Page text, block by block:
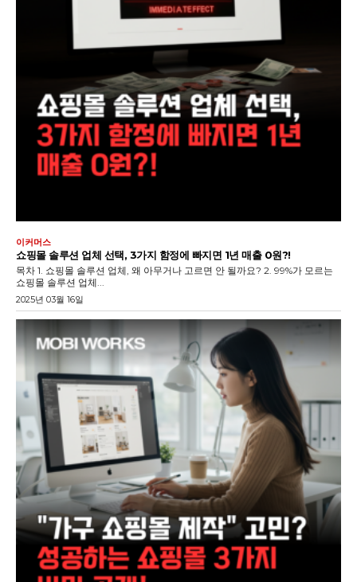
이커머스
쇼핑몰 솔루션 업체 선택, 3가지 함정에 빠지면 1년 매출 0원?!
목차 1. 쇼핑몰 솔루션 업체, 왜 아무거나 고르면 안 될까요? 2. 99%가 모르는
쇼핑몰 솔루션 업체...
2025년 03월 16일